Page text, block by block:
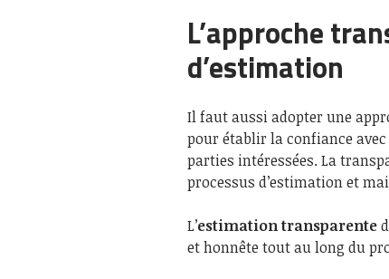
L’approche
d’estimation
Il faut aussi adopter une
pour établir la confiance
parties intéressées. La
processus d’estimation et
L’estimation transparente
et honnête tout au long du